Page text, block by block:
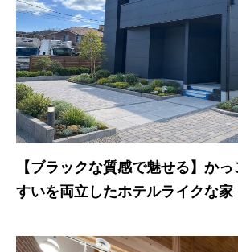
【ブラックな質感で魅せる】か
すいを両立したホテルライクな家